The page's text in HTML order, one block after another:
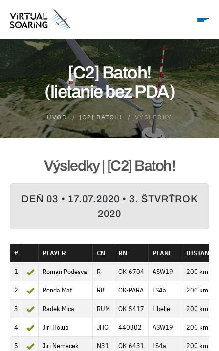
[C2] Batoh!
(lietanie bez PDA)
ÚVOD [C2] BATOH! VÝSLEDKY
Výsledky | [C2] Batoh!
DEŇ 03 • 17.07.2020 • 3. ŠTVRŤROK
2020
# PLAYER CN RN PLANE DISTANCE
1 Roman Podesva R OK-6704 ASW19 200 km
2 Renda Mat R8 OK-PARA LS4a 200 km
3 Radek Mica RUM OK-5417 Libelle 200 km
4 Jiri Holub JHO 440802 ASW19 200 km
5 Jiri Nemecek N31 OK-6431 LS4a 200 km